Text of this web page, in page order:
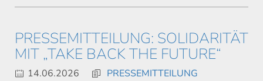
PRESSEMITTEILUNG: SOLIDARITÄT
MIT „TAKE BACK THE FUTURE“
14.06.2026 PRESSEMITTEILUNG